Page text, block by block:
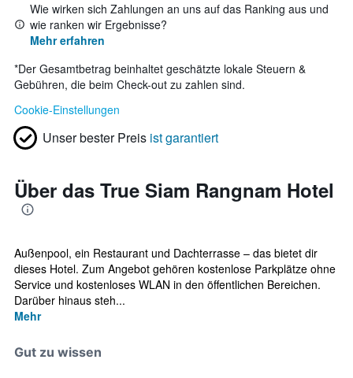
Wie wirken sich Zahlungen an uns auf das Ranking aus und
wie ranken wir Ergebnisse?
Mehr erfahren
*Der Gesamtbetrag beinhaltet geschätzte lokale Steuern &
Gebühren, die beim Check-out zu zahlen sind.
Cookie-Einstellungen
Unser bester Preis ist garantiert
Über das True Siam Rangnam Hotel
Außenpool, ein Restaurant und Dachterrasse – das bietet dir
dieses Hotel. Zum Angebot gehören kostenlose Parkplätze ohne
Service und kostenloses WLAN in den öffentlichen Bereichen.
Darüber hinaus steh...
Mehr
Gut zu wissen